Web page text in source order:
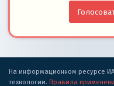
На информационном ресурсе
технологии. Правила